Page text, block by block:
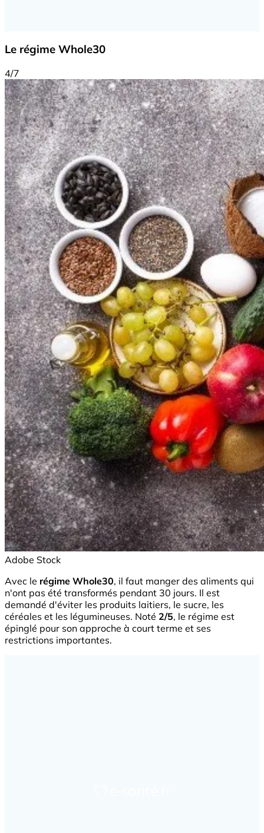
Le régime Whole30
4/7
Adobe Stock
Avec le régime Whole30, il faut manger des aliments qui
n'ont pas été transformés pendant 30 jours. Il est
demandé d'éviter les produits laitiers, le sucre, les
céréales et les légumineuses. Noté 2/5, le régime est
épinglé pour son approche à court terme et ses
restrictions importantes.